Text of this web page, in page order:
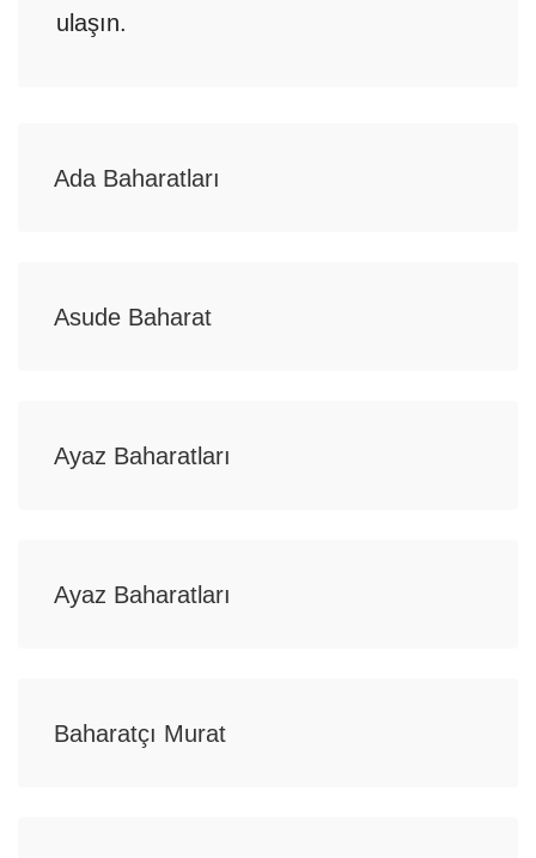
ulaşın.
Ada Baharatları
Asude Baharat
Ayaz Baharatları
Ayaz Baharatları
Baharatçı Murat